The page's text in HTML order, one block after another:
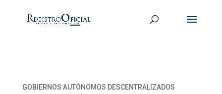
GOBIERNOS AUTÓNOMOS DESCENTRALIZADOS